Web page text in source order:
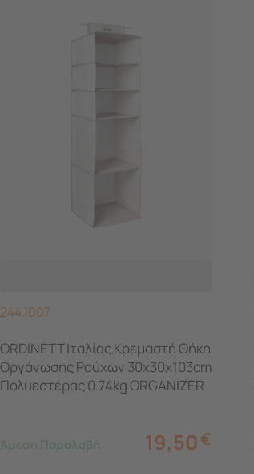
244.1007
ORDINETT Ιταλίας Κρεμαστή Θήκη
Οργάνωσης Ρούχων 30x30x103cm
Πολυεστέρας 0.74kg ORGANIZER
Άμεση Παραλαβή 19,50€